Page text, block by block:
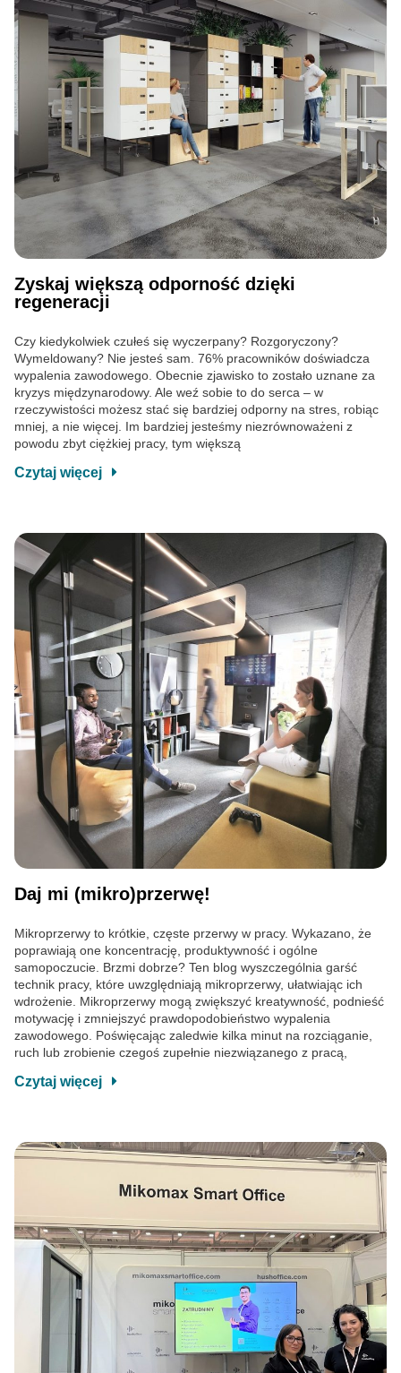
Zyskaj większą odporność dzięki
regeneracji
Czy kiedykolwiek czułeś się wyczerpany? Rozgoryczony?
Wymeldowany? Nie jesteś sam. 76% pracowników doświadcza
wypalenia zawodowego. Obecnie zjawisko to zostało uznane za
kryzys międzynarodowy. Ale weź sobie to do serca – w
rzeczywistości możesz stać się bardziej odporny na stres, robiąc
mniej, a nie więcej. Im bardziej jesteśmy niezrównoważeni z
powodu zbyt ciężkiej pracy, tym większą
Czytaj więcej
Daj mi (mikro)przerwę!
Mikroprzerwy to krótkie, częste przerwy w pracy. Wykazano, że
poprawiają one koncentrację, produktywność i ogólne
samopoczucie. Brzmi dobrze? Ten blog wyszczególnia garść
technik pracy, które uwzględniają mikroprzerwy, ułatwiając ich
wdrożenie. Mikroprzerwy mogą zwiększyć kreatywność, podnieść
motywację i zmniejszyć prawdopodobieństwo wypalenia
zawodowego. Poświęcając zaledwie kilka minut na rozciąganie,
ruch lub zrobienie czegoś zupełnie niezwiązanego z pracą,
Czytaj więcej